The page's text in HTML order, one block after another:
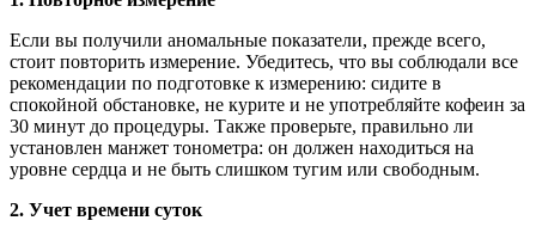
Если вы получили аномальные показатели, прежде всего,
стоит повторить измерение. Убедитесь, что вы соблюдали все
рекомендации по подготовке к измерению: сидите в
спокойной обстановке, не курите и не употребляйте кофеин за
30 минут до процедуры. Также проверьте, правильно ли
установлен манжет тонометра: он должен находиться на
уровне сердца и не быть слишком тугим или свободным.
2. Учет времени суток